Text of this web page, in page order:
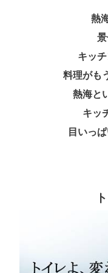
熱
景
キッチ
料理がも
熱海と
キッ
目いっぱ